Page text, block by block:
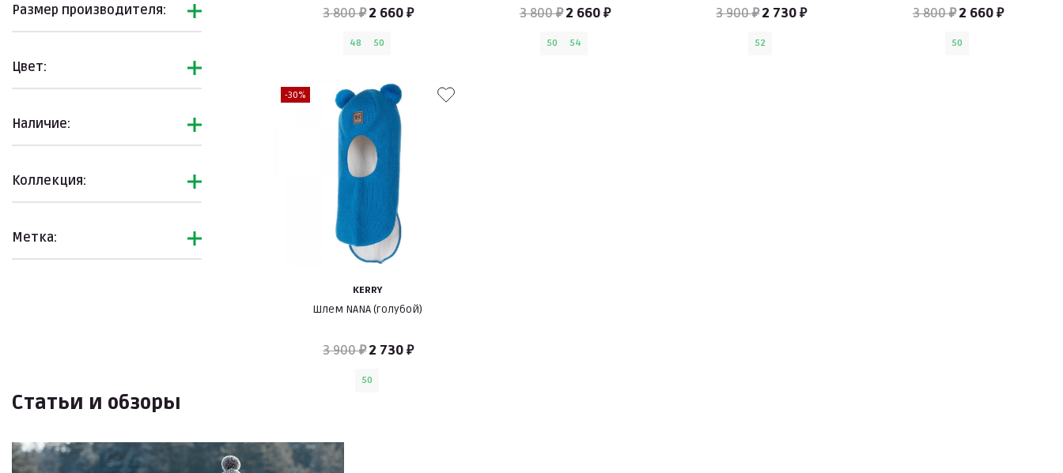
Размер производителя:
Цвет:
Наличие:
Коллекция:
Метка:
3 800 ₽2 660 ₽
48 50
3 800 ₽ 2 660 ₽
50 54
3 900 ₽2 730 ₽
52
3 800 ₽ 2 660 ₽
50
-30%
KERRY
Шлем NANA (голубой)
3 900 ₽2 730 ₽
50
Статьи и обзоры